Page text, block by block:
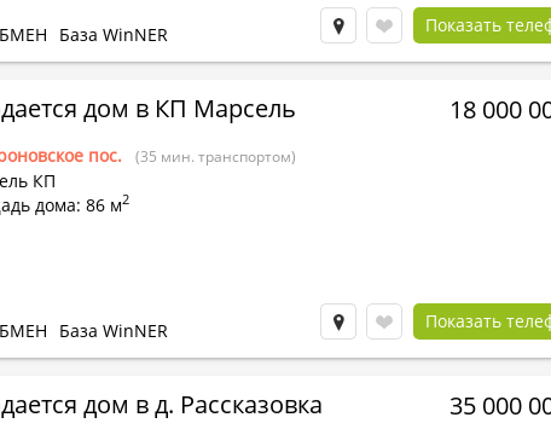
База WinNER Показать
дом в КП Марсель
пос. (35 мин. транспортом)
КП
дома: 86 м2
18 000
База WinNER Показать
дом в д. Рассказовка 35 000